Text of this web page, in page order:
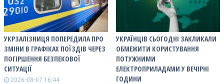
УКРЗАЛІЗНИЦЯ ПОПЕРЕДИЛА ПРО
ЗМІНИ В ГРАФІКАХ ПОЇЗДІВ ЧЕРЕЗ
ПОГІРШЕННЯ БЕЗПЕКОВОЇ
СИТУАЦІЇ
2026-08-07 16:44
УКРАЇНЦІВ СЬОГОДНІ ЗАКЛИКАЛИ
ОБМЕЖИТИ КОРИСТУВАННЯ
ПОТУЖНИМИ
ЕЛЕКТРОПРИЛАДАМИ У ВЕЧІРНІ
ГОДИНИ